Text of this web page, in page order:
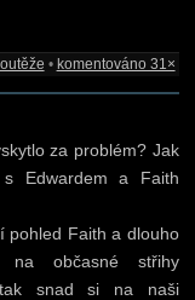
• komentováno 31×
za problém? Jak
Edwardem a Faith
pohled Faith a dlouho
občasné střihy
tak snad si na naši